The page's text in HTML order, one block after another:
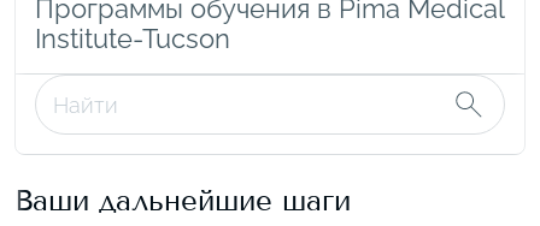
Программы обучения в Pima Medical
Institute-Tucson
Ваши дальнейшие шаги